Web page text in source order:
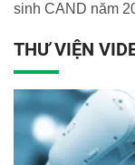
sinh CAND năm
trường CAND sẽ
THƯ VIỆN